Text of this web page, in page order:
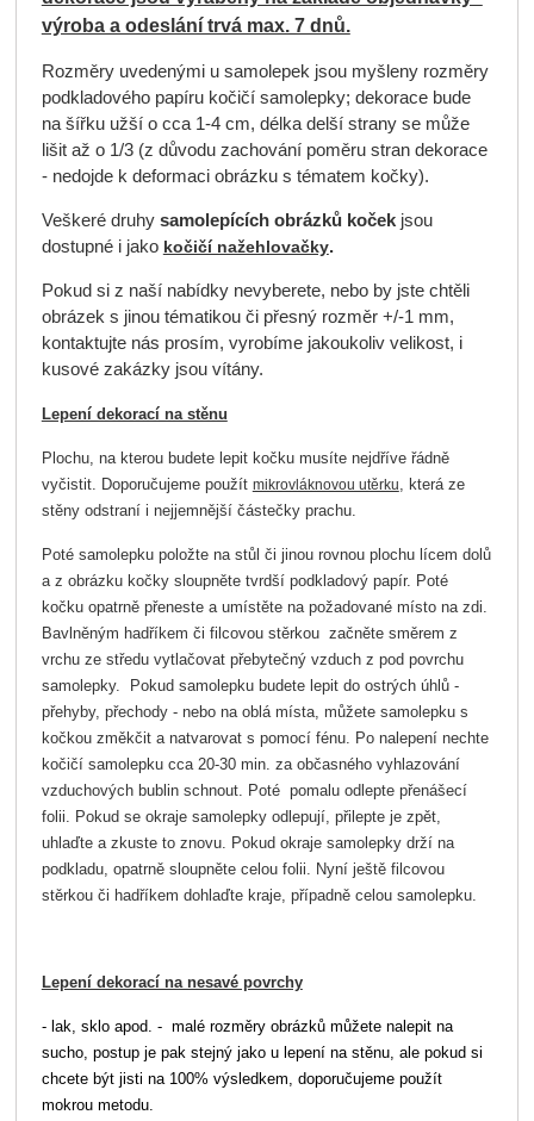
výroba a odeslání trvá max. 7 dnů.
Rozměry uvedenými u samolepek jsou myšleny rozměry
podkladového papíru kočičí samolepky; dekorace bude
na šířku užší o cca 1-4 cm, délka delší strany se může
lišit až o 1/3 (z důvodu zachování poměru stran dekorace
- nedojde k deformaci obrázku s tématem kočky).
Veškeré druhy samolepících obrázků kočekjsou
dostupné i jako kočičí nažehlovačky.
Pokud si z naší nabídky nevyberete, nebo by jste chtěli
obrázek s jinou tématikou či přesný rozměr +/-1 mm,
kontaktujte nás prosím, vyrobíme jakoukoliv velikost, i
kusové zakázky jsou vítány.
Lepení dekorací na stěnu
Plochu, na kterou budete lepit kočku musíte nejdříve řádně
vyčistit. Doporučujeme použít mikrovláknovou utěrku , která ze
stěny odstraní i nejjemnější částečky prachu.
Poté samolepku položte na stůl či jinou rovnou plochu lícem dolů
a z obrázku kočky sloupněte tvrdší podkladový papír. Poté
kočku opatrně přeneste a umístěte na požadované místo na zdi.
Bavlněným hadříkem či filcovou stěrkou začněte směrem z
vrchu ze středu vytlačovat přebytečný vzduch z pod povrchu
samolepky. Pokud samolepku budete lepit do ostrých úhlů -
přehyby, přechody - nebo na oblá místa, můžete samolepku s
kočkou změkčit a natvarovat s pomocí fénu. Po nalepení nechte
kočičí samolepku cca 20-30 min. za občasného vyhlazování
vzduchových bublin schnout. Poté pomalu odlepte přenášecí
folii. Pokud se okraje samolepky odlepují, přilepte je zpět,
uhlaďte a zkuste to znovu. Pokud okraje samolepky drží na
podkladu, opatrně sloupněte celou folii. Nyní ještě filcovou
stěrkou či hadříkem dohlaďte kraje, případně celou samolepku.
Lepení dekorací na nesavé povrchy
- lak, sklo apod. - malé rozměry obrázků můžete nalepit na
sucho, postup je pak stejný jako u lepení na stěnu, ale pokud si
chcete být jisti na 100% výsledkem, doporučujeme použít
mokrou metodu.